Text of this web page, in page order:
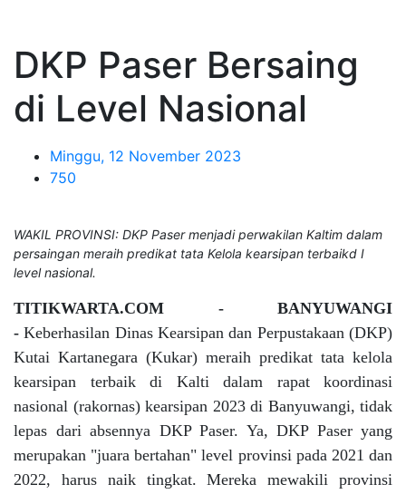
DKP Paser Bersaing
di Level Nasional
Minggu, 12 November 2023
750
WAKIL PROVINSI: DKP Paser menjadi perwakilan Kaltim dalam
persaingan meraih predikat tata Kelola kearsipan terbaikd I
level nasional.
TITIKWARTA.COM - BANYUWANGI
-Keberhasilan Dinas Kearsipan dan Perpustakaan (DKP)
Kutai Kartanegara (Kukar) meraih predikat tata kelola
kearsipan terbaik di Kalti dalam rapat koordinasi
nasional (rakornas) kearsipan 2023 di Banyuwangi, tidak
lepas dari absennya DKP Paser. Ya, DKP Paser yang
merupakan "juara bertahan" level provinsi pada 2021 dan
2022, harus naik tingkat. Mereka mewakili provinsi